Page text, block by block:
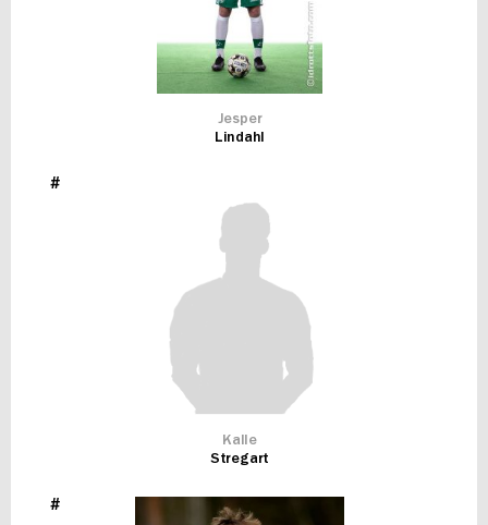
Jesper
Lindahl
#
Kalle
Stregart
#